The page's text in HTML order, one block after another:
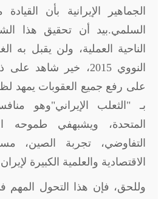
الجماهير الإيرانية بأن
السلمي.بيد أن تحقيق هذا
الناحية العملية، ولن يقبل به
النووي 2015، خير
على رفع جميع العقوبات يمهد
بـ "الثعلب الإيراني"وهو
المتحدة، ويشبهفي طموحه
التفاوضي، تجربة الصين،
الاقتصادية والعلمية الكبيرة لإيران
وللحق، فإن هذا التحول